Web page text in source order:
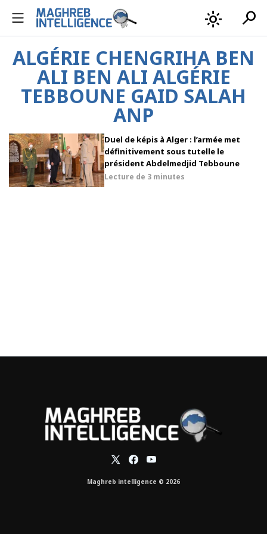
light_mode search
ALGÉRIE CHENGRIHA BEN
ALI BEN ALI ALGÉRIE
TEBBOUNE GAID SALAH
ANP
Duel de képis à Alger : l’armée met
définitivement sous tutelle le
président Abdelmedjid Tebboune
Lecture de 3 minutes
Maghreb intelligence © 2026